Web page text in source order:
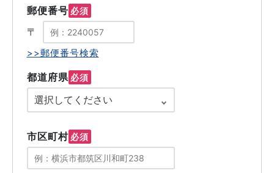
郵便番号 必須
〒
>>郵便番号検索
都道府県 必須
市区町村 必須